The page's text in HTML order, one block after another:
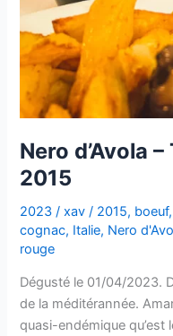
Nero d’Avola
2015
2023 /xav/ 2015, boeuf
cognac, Italie, Nero
rouge
Dégusté le 01/04/2023.
de la méditérannée.
quasi-endémique qu’est